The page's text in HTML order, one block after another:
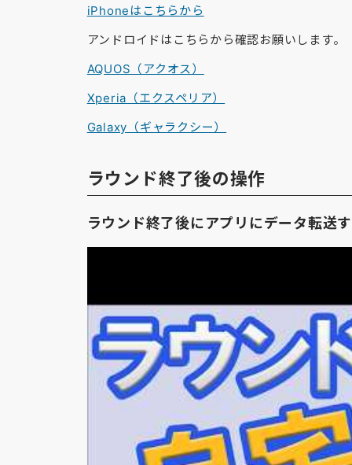
iPhoneはこちらから
アンドロイドはこちらから確認お願いします。
AQUOS（アクオス）
Xperia（エクスペリア）
Galaxy（ギャラクシー）
ラウンド終了後の操作
ラウンド終了後にアプリにデータ転送